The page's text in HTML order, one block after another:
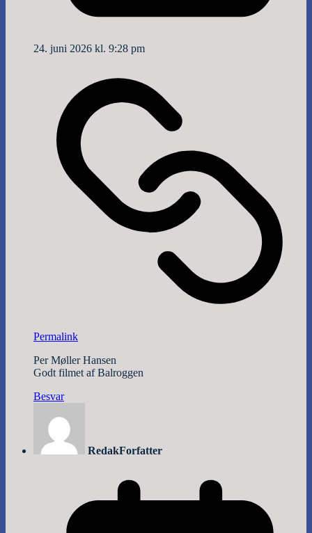
24. juni 2026 kl. 9:28 pm
Permalink
Per Møller Hansen
Godt filmet af Balroggen
Besvar
RedakForfatter